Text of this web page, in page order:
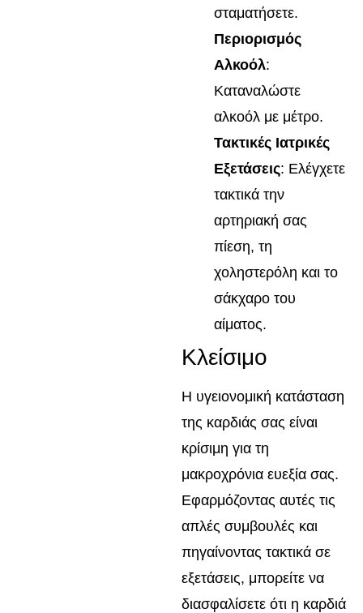
σταματήσετε.
Περιορισμός
Αλκοόλ:
Καταναλώστε
αλκοόλ με μέτρο.
Τακτικές Ιατρικές
Εξετάσεις: Ελέγχετε
τακτικά την
αρτηριακή σας
πίεση, τη
χοληστερόλη και το
σάκχαρο του
αίματος.
Κλείσιμο
Η υγειονομική κατάσταση
της καρδιάς σας είναι
κρίσιμη για τη
μακροχρόνια ευεξία σας.
Εφαρμόζοντας αυτές τις
απλές συμβουλές και
πηγαίνοντας τακτικά σε
εξετάσεις, μπορείτε να
διασφαλίσετε ότι η καρδιά